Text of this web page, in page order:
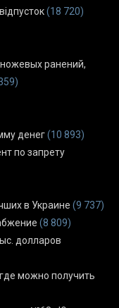
(18 720)
ранений,
денег(10 893)
по запрету
в Украине (9 737)
(8 809)
долларов
можно получить